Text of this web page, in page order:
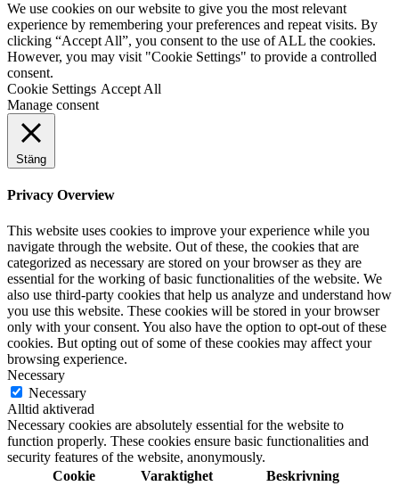
We use cookies on our website to give you the most relevant
experience by remembering your preferences and repeat visits. By
clicking “Accept All”, you consent to the use of ALL the cookies.
However, you may visit "Cookie Settings" to provide a controlled
consent.
Cookie Settings Accept All
Manage consent
Stäng
Privacy Overview
This website uses cookies to improve your experience while you
navigate through the website. Out of these, the cookies that are
categorized as necessary are stored on your browser as they are
essential for the working of basic functionalities of the website. We
also use third-party cookies that help us analyze and understand how
you use this website. These cookies will be stored in your browser
only with your consent. You also have the option to opt-out of these
cookies. But opting out of some of these cookies may affect your
browsing experience.
Necessary
Necessary
Alltid aktiverad
Necessary cookies are absolutely essential for the website to
function properly. These cookies ensure basic functionalities and
security features of the website, anonymously.
Cookie
Varaktighet Beskrivning